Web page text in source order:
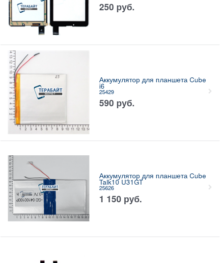
250 руб.
Аккумулятор для планшета Cube
i6
25429
590 руб.
Аккумулятор для планшета Cube
Talk10 U31GT
25626
1 150 руб.